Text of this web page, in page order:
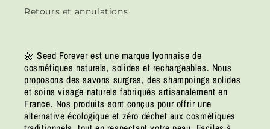
Retours et annulations
🌼 Seed Forever est une marque lyonnaise de
cosmétiques naturels, solides et rechargeables. Nous
proposons des savons surgras, des shampoings solides
et soins visage naturels fabriqués artisanalement en
France. Nos produits sont conçus pour offrir une
alternative écologique et zéro déchet aux cosmétiques